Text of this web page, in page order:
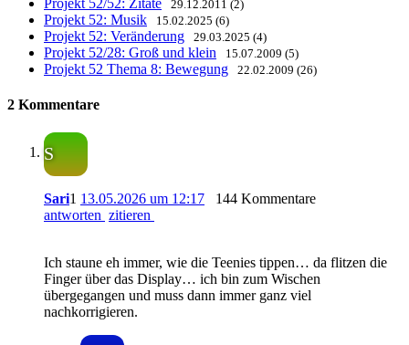
29.12.2011 (2)
Projekt 52: Musik 15.02.2025 (6)
Projekt 52: Veränderung 29.03.2025 (4)
Projekt 52/28: Groß und klein 15.07.2009 (5)
Projekt 52 Thema 8: Bewegung 22.02.2009 (26)
2 Kommentare
S
Sari1 13.05.2026 um 12:17
144 Kommentare
antworten zitieren
Ich staune eh immer, wie die Teenies tippen… da flitzen die
Finger über das Display… ich bin zum Wischen
übergegangen und muss dann immer ganz viel
nachkorrigieren.